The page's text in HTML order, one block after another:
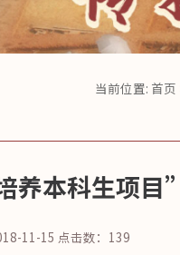
当前位置: 首页
养本科生项
11-15 点击数： 139